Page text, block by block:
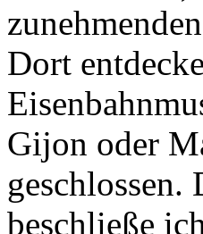
Dort
Gijon oder
geschlossen.
beschließe